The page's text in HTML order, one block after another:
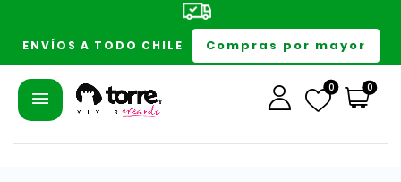
ENVÍOS A TODO CHILE Compras por mayor
0 0